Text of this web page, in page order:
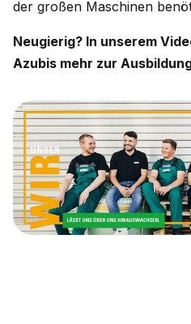
der großen Maschinen
Neugierig? In unserem
Azubis mehr zur